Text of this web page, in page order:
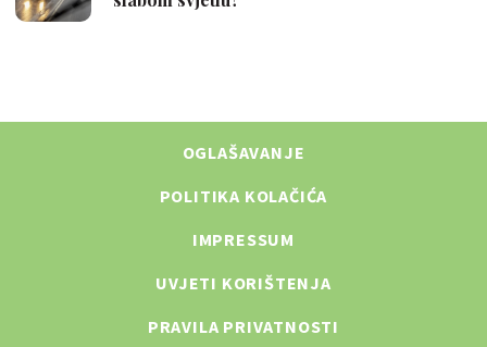
OGLAŠAVANJE
POLITIKA KOLAČIĆA
IMPRESSUM
UVJETI KORIŠTENJA
PRAVILA PRIVATNOSTI